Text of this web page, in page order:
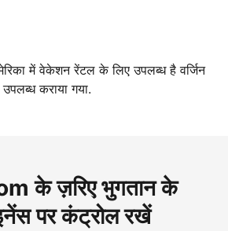
करें
में वेकेशन रेंटल के लिए उपलब्ध है वर्जिन
कराया गया.
के ज़रिए भुगतान के
पर कंट्रोल रखें